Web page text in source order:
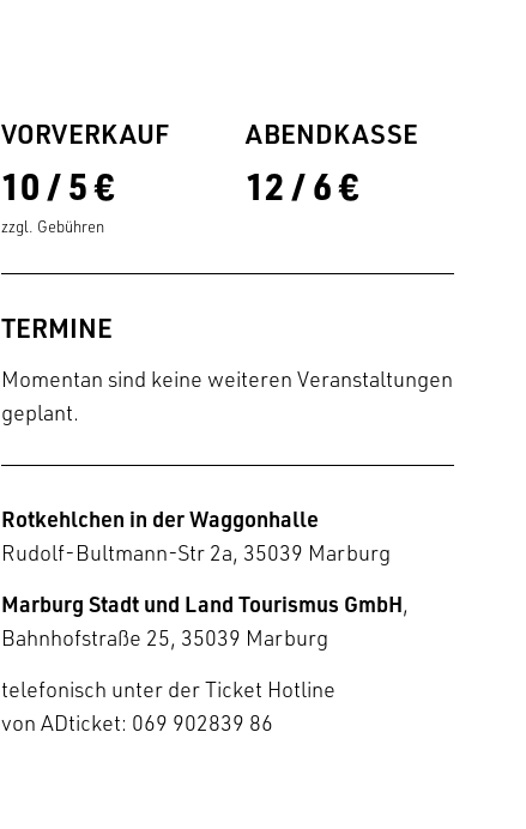
VORVERKAUF
10 / 5 €
zzgl. Gebühren
ABENDKASSE
12 / 6 €
TERMINE
Momentan sind keine weiteren Veranstaltungen
geplant.
Rotkehlchen in der Waggonhalle
Rudolf-Bultmann-Str 2a, 35039 Marburg
Marburg Stadt und Land Tourismus GmbH,
Bahnhofstraße 25, 35039 Marburg
telefonisch unter der Ticket Hotline
von ADticket: 069 902839 86